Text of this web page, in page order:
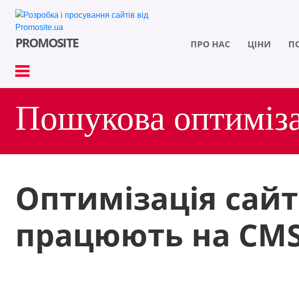
PROMOSITE ПРО НАС ЦІНИ
УВІЙТИ
Російська версія
Розробка сайтів
Пошукова
Оптимізація
працюють на CMS